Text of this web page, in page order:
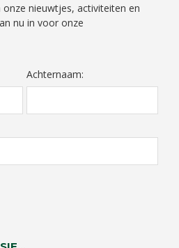
nieuwtjes, activiteiten en
nu in voor onze
Achternaam: